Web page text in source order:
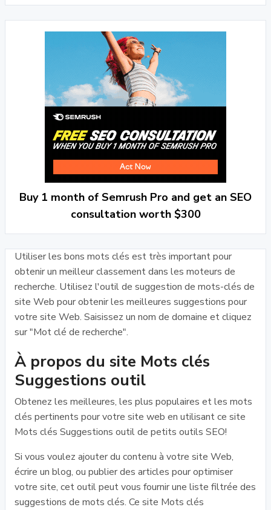
Buy 1 month of Semrush Pro and get an SEO
consultation worth $300
Utiliser les bons mots clés est très important pour
obtenir un meilleur classement dans les moteurs de
recherche. Utilisez l'outil de suggestion de mots-clés de
site Web pour obtenir les meilleures suggestions pour
votre site Web. Saisissez un nom de domaine et cliquez
sur "Mot clé de recherche".
À propos du site Mots clés
Suggestions outil
Obtenez les meilleures, les plus populaires et les mots
clés pertinents pour votre site web en utilisant ce site
Mots clés Suggestions outil de petits outils SEO!
Si vous voulez ajouter du contenu à votre site Web,
écrire un blog, ou publier des articles pour optimiser
votre site, cet outil peut vous fournir une liste filtrée des
suggestions de mots clés. Ce site Mots clés